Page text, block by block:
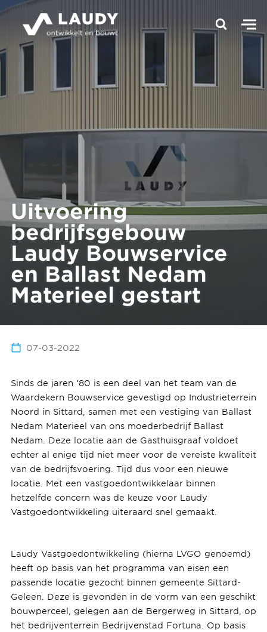
Uitvoering
bedrijfsgebouw
Laudy Bouwservice
en Ballast Nedam
Materieel gestart
07-03-2022
Sinds de jaren ‘80 is een deel van het team van de
Waardekern Bouwservice gevestigd op Industrieterrein
Noord in Sittard, samen met een vestiging van Ballast
Nedam Materieel van ons moederbedrijf Ballast
Nedam. Deze locatie aan de Gasthuisgraaf voldoet
echter al enige tijd niet meer voor de vereiste kwaliteit
van de bedrijfsvoering. Tijd dus voor een nieuwe
locatie. Met een vastgoedontwikkelaar binnen
hetzelfde concern was de keuze voor Laudy
Vastgoedontwikkeling uiteraard snel gemaakt.
Laudy Vastgoedontwikkeling (hierna LVGO genoemd)
heeft op basis van het programma van eisen een
passende locatie gezocht binnen gemeente Sittard-
Geleen. Deze is gevonden in de vorm van een geschikt
bouwperceel, gelegen aan de Bergerweg in Sittard, op
het bedrijventerrein Bedrijvenstad Fortuna. Op basis